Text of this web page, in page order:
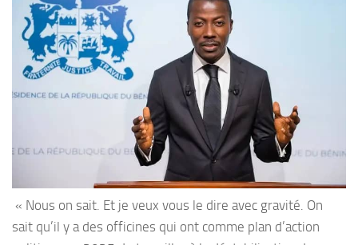
« Nous on sait. Et je veux vous le dire avec gravité. On
sait qu’il y a des officines qui ont comme plan d’action